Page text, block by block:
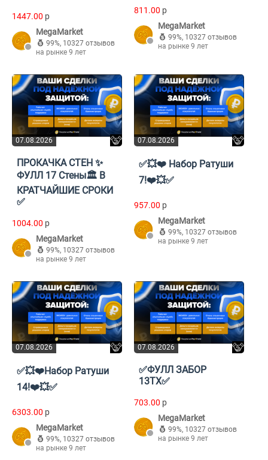
1447.00 p
MegaMarket
99%, 10327 отзывов
на рынке 9 лет
811.00 p
MegaMarket
99%, 10327 отзывов
на рынке 9 лет
07.08.2026
ПРОКАЧКА СТЕН ✨
ФУЛЛ 17 Стены🏛️ В
КРАТЧАЙШИЕ СРОКИ
✅
1004.00 p
MegaMarket
99%, 10327 отзывов
на рынке 9 лет
07.08.2026
✅💥❤️ Набор Ратуши
7!❤️💥✅
957.00 p
MegaMarket
99%, 10327 отзывов
на рынке 9 лет
07.08.2026
✅💥❤️Набор Ратуши
14!❤️💥✅
6303.00 p
MegaMarket
99%, 10327 отзывов
на рынке 9 лет
07.08.2026
✅ФУЛЛ ЗАБОР
13ТХ✅
703.00 p
MegaMarket
99%, 10327 отзывов
на рынке 9 лет